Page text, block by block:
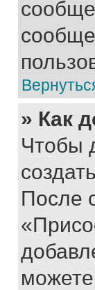
» Как
Чтобы
После